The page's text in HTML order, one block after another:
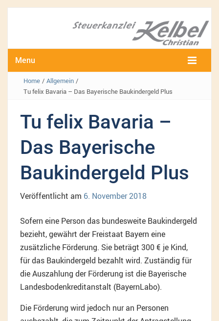
Menu
Home / Allgemein /
Tu felix Bavaria – Das Bayerische Baukindergeld Plus
Tu felix Bavaria –
Das Bayerische
Baukindergeld Plus
Veröffentlicht am 6. November 2018
Sofern eine Person das bundesweite Baukindergeld
bezieht, gewährt der Freistaat Bayern eine
zusätzliche Förderung. Sie beträgt 300 € je Kind,
für das Baukindergeld bezahlt wird. Zuständig für
die Auszahlung der Förderung ist die Bayerische
Landesbodenkreditanstalt (BayernLabo).
Die Förderung wird jedoch nur an Personen